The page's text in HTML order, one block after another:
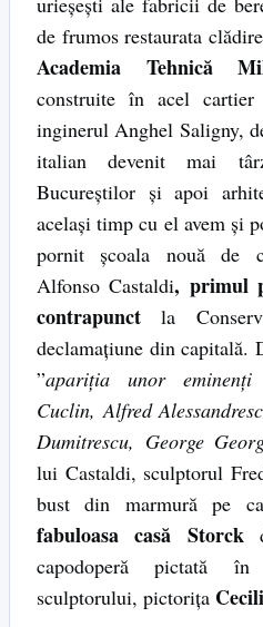
de frumos restaurata
Academia Tehnică
construite în acel cartier
inginerul Anghel Saligny,
italian devenit mai
Bucureştilor şi apoi
acelaşi timp cu el avem şi
pornit şcoala nouă de
Alfonso Castaldi, primul
contrapunct la
declamaţiune din capitală.
”apariţia unor
Cuclin, Alfred
Dumitrescu, George
lui Castaldi, sculptorul
bust din marmură pe
fabuloasa casă Storck
capodoperă pictată
sculptorului, pictoriţa